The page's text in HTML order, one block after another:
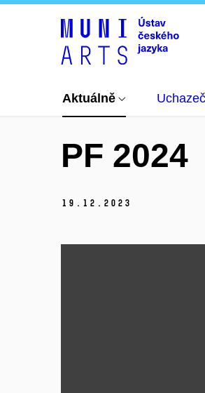
Aktuálně
PF 2024
19. 12. 2023